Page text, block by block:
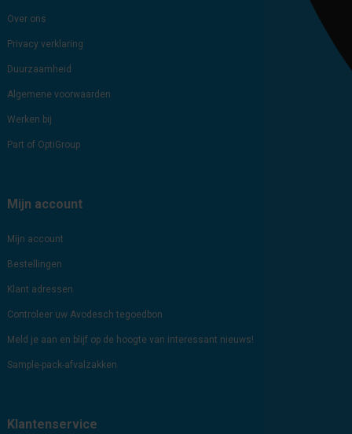
Over ons
Privacy verklaring
Duurzaamheid
Algemene voorwaarden
Werken bij
Part of OptiGroup
Mijn account
Mijn account
Bestellingen
Klant adressen
Controleer uw Avodesch tegoedbon
Meld je aan en blijf op de hoogte van interessant nieuws!
Sample-pack-afvalzakken
Klantenservice